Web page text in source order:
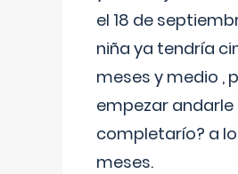
el 18 de
niña ya tendría
meses y medio ,
empezar andarle
completarío? a
meses.